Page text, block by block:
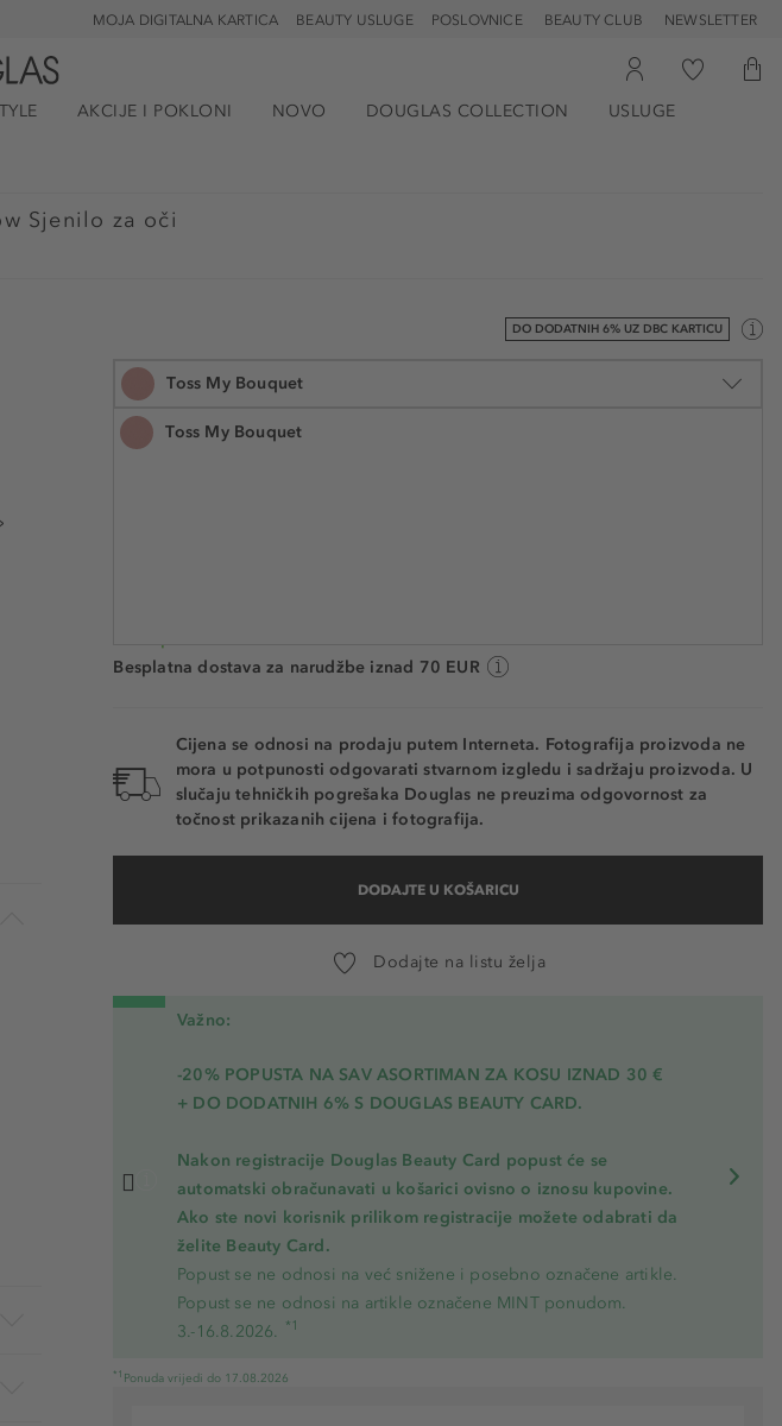
POSLOVNICE BEAUTY CLUB NEWSLETTER
BEAUTY USLUGE
MOJA DIGITALNA KARTICA
AKCIJE I POKLONI NOVO DOUGLAS COLLECTION USLUGE
Sjenilo za oči
DO DODATNIH 6% UZ DBC KARTICU
Toss My Bouquet
Toss My Bouquet
Besplatna dostava za narudžbe iznad 70 EUR
Cijena se odnosi na prodaju putem Interneta. Fotografija proizvoda ne
mora u potpunosti odgovarati stvarnom izgledu i sadržaju proizvoda. U
slučaju tehničkih pogrešaka Douglas ne preuzima odgovornost za
točnost prikazanih cijena i fotografija.
DODAJTE U KOŠARICU
Dodajte na listu želja
Važno:
-20% POPUSTA NA SAV ASORTIMAN ZA KOSU IZNAD 30 €
+ DO DODATNIH 6% S DOUGLAS BEAUTY CARD.
Nakon registracije Douglas Beauty Card popust će se
automatski obračunavati u košarici ovisno o iznosu kupovine.
Ako ste novi korisnik prilikom registracije možete odabrati da
želite Beauty Card.
Popust se ne odnosi na već snižene i posebno označene artikle.
Popust se ne odnosi na artikle označene MINT ponudom.
3.-16.8.2026.
*1
*1 Ponuda vrijedi do 17.08.2026